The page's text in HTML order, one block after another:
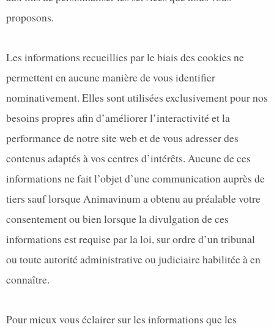
proposons.
Les informations recueillies par le biais des cookies ne
permettent en aucune manière de vous identifier
nominativement. Elles sont utilisées exclusivement pour nos
besoins propres afin d’améliorer l’interactivité et la
performance de notre site web et de vous adresser des
contenus adaptés à vos centres d’intérêts. Aucune de ces
informations ne fait l’objet d’une communication auprès de
tiers sauf lorsque Animavinum a obtenu au préalable votre
consentement ou bien lorsque la divulgation de ces
informations est requise par la loi, sur ordre d’un tribunal
ou toute autorité administrative ou judiciaire habilitée à en
connaître.
Pour mieux vous éclairer sur les informations que les